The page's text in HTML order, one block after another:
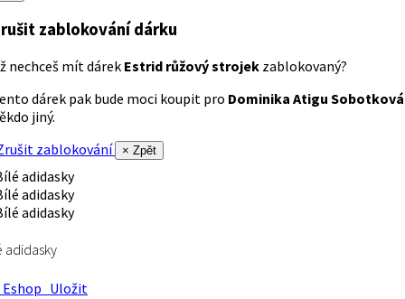
zablokování dárku
nechceš mít dárek Estrid růžový strojek zablokovaný?
dárek pak bude moci koupit pro Dominika Atigu Sobotková
jiný.
zablokování
× Zpět
adidasky
Uložit